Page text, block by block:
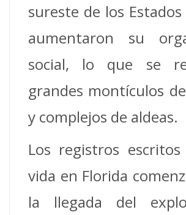
sureste de los
aumentaron su
social, lo que se
grandes montículos
y complejos de aldeas.
Los registros
vida en Florida
la llegada del